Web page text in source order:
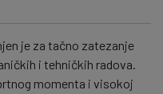
je za tačno zatezanje
i tehničkih radova.
momenta i visokoj